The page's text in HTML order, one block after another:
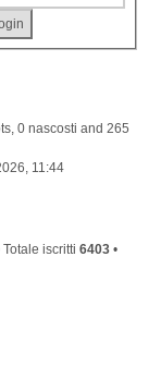
0 nascosti and 265
11:44
Totale iscritti 6403 •